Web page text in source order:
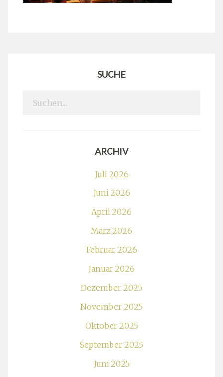
SUCHE
Search
ARCHIV
Juli 2026
Juni 2026
April 2026
März 2026
Februar 2026
Januar 2026
Dezember 2025
November 2025
Oktober 2025
September 2025
Juni 2025